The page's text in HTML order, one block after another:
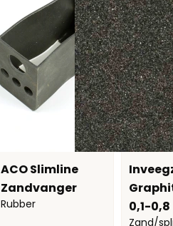
ACO Slimline
Zandvanger
Rubber
0,1-
Zand/